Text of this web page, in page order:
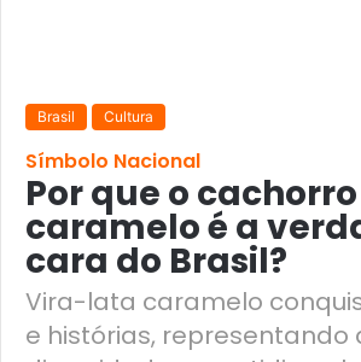
Brasil Cultura
Símbolo Nacional
Por que o cachorro
caramelo é a
cara do Brasil?
Vira-lata caramelo
e histórias, representando